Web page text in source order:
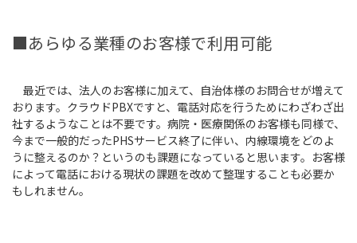
■あらゆる業種のお客様で利用可能
最近では、法人のお客様に加えて、自治体様のお問合せが増えて
おります。クラウドPBXですと、電話対応を行うためにわざわざ出
社するようなことは不要です。病院・医療関係のお客様も同様で、
今まで一般的だったPHSサービス終了に伴い、内線環境をどのよ
うに整えるのか？というのも課題になっていると思います。お客様
によって電話における現状の課題を改めて整理することも必要か
もしれません。